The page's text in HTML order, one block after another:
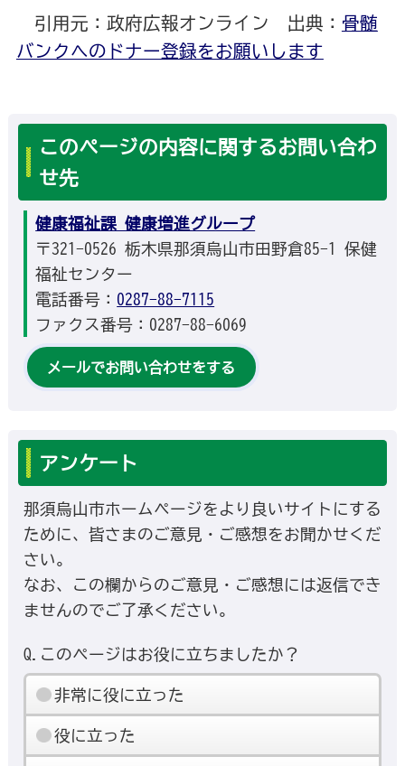
引用元：政府広報オンライン 出典： 骨髄
バンクへのドナー登録をお願いします
このページの内容に関するお問い合わ
せ先
健康福祉課 健康増進グループ
〒321-0526 栃木県那須烏山市田野倉85-1 保健
福祉センター
電話番号： 0287-88-7115
ファクス番号：0287-88-6069
メールでお問い合わせをする
アンケート
那須烏山市ホームページをより良いサイトにする
ために、皆さまのご意見・ご感想をお聞かせくだ
さい。
なお、この欄からのご意見・ご感想には返信でき
ませんのでご了承ください。
Q.このページはお役に立ちましたか？
非常に役に立った
役に立った